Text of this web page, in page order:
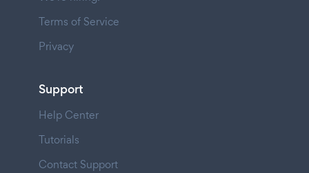
Terms of Service
Privacy
Support
Help Center
Tutorials
Contact Support